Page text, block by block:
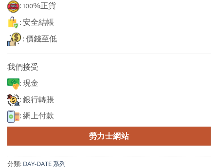
: 100%正貨
: 安全結帳
: 價錢至低
我們接受
: 現金
: 銀行轉賬
: 網上付款
勞力士網站
分類: DAY-DATE 系列